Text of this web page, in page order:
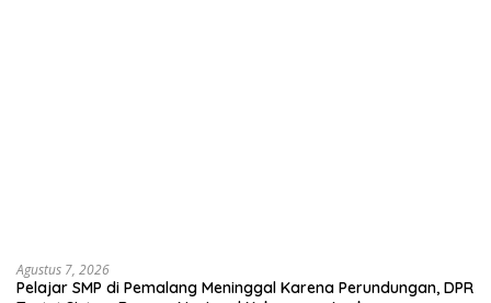
Agustus 7, 2026
Pelajar SMP di Pemalang Meninggal Karena Perundungan, DPR